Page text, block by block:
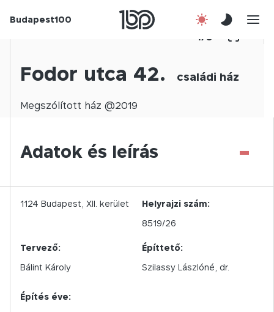
Budapest100
1/ 0
Fodor utca 42. családi ház
Megszólított ház @2019
Adatok és leírás -
1124 Budapest, XII. kerület
Helyrajzi szám:
8519/26
Tervező:
Bálint Károly
Építtető:
Szilassy Lászlóné, dr.
Építés éve: